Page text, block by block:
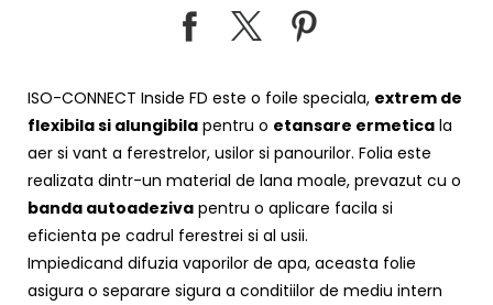
ISO-CONNECT Inside FD este o foile speciala, extrem de
flexibila si alungibila pentru o etansare ermetica la
aer si vant a ferestrelor, usilor si panourilor. Folia este
realizata dintr-un material de lana moale, prevazut cu o
banda autoadeziva pentru o aplicare facila si
eficienta pe cadrul ferestrei si al usii.
Impiedicand difuzia vaporilor de apa, aceasta folie
asigura o separare sigura a conditiilor de mediu intern